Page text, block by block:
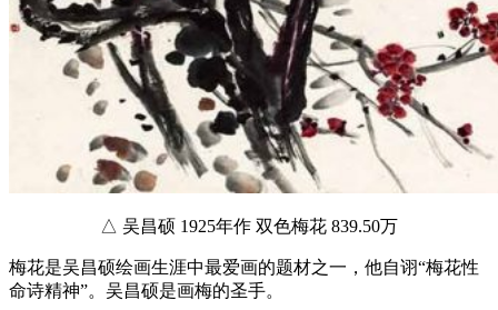
△ 吴昌硕 1925年作 双色梅花 839.50万
梅花是吴昌硕绘画生涯中最爱画的题材之一，他自诩“梅花性
命诗精神”。吴昌硕是画梅的圣手。